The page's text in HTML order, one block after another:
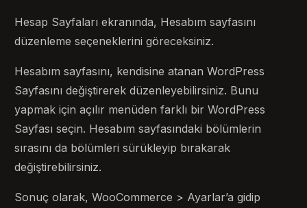
Hesap Sayfaları ekranında, Hesabım sayfasını
düzenleme seçeneklerini göreceksiniz.
Hesabım sayfasını, kendisine atanan WordPress
Sayfasını değiştirerek düzenleyebilirsiniz. Bunu
yapmak için açılır menüden farklı bir WordPress
Sayfası seçin. Hesabım sayfasındaki bölümlerin
sırasını da bölümleri sürükleyip bırakarak
değiştirebilirsiniz.
Sonuç olarak, WooCommerce > Ayarlar’a gidip